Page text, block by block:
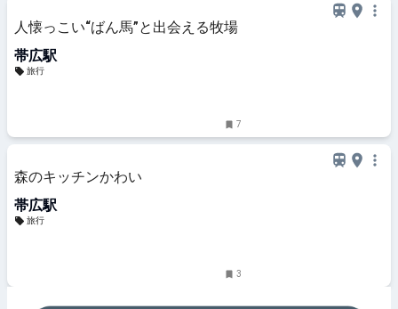
人懐っこい“ばん馬”と出会える牧場
帯広駅
旅行
7
森のキッチンかわい
帯広駅
旅行
3